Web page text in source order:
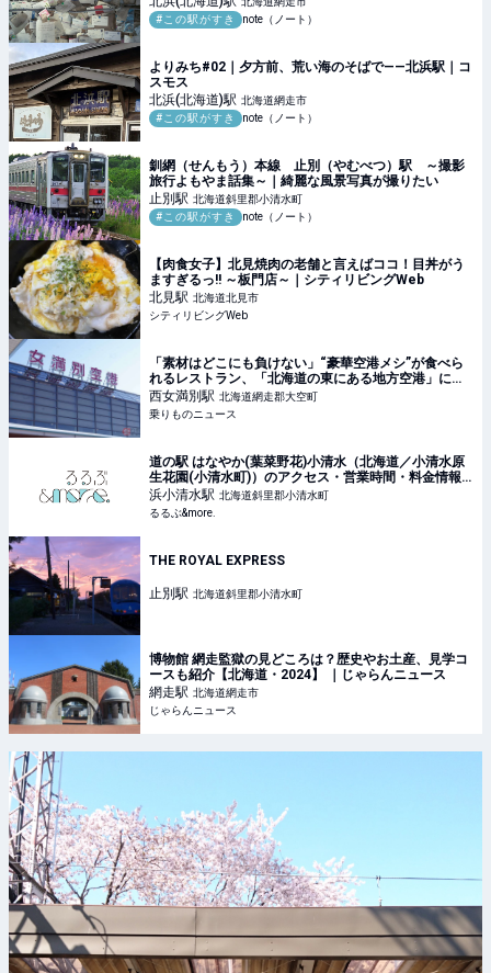
#この駅がすき
note（ノート）
よりみち#02｜夕方前、荒い海のそばで——北浜駅｜コ
スモス
北浜(北海道)駅 北海道網走市
#この駅がすき
note（ノート）
釧網（せんもう）本線 止別（やむべつ）駅 ～撮影
旅行よもやま話集～｜綺麗な風景写真が撮りたい
止別駅 北海道斜里郡小清水町
#この駅がすき
note（ノート）
【肉食女子】北見焼肉の老舗と言えばココ！目丼がう
ますぎるっ!! ～板門店～｜シティリビングWeb
北見駅 北海道北見市
シティリビングWeb
「素材はどこにも負けない」“豪華空港メシ”が食べら
れるレストラン、「北海道の東にある地方空港」に出
現！ そのスゴい全貌 | 乗りものニュース
西女満別駅 北海道網走郡大空町
乗りものニュース
道の駅 はなやか(葉菜野花)小清水（北海道／小清水原
生花園(小清水町)）のアクセス・営業時間・料金情報
｜るるぶ&more.
浜小清水駅 北海道斜里郡小清水町
るるぶ&more.
THE ROYAL EXPRESS
止別駅 北海道斜里郡小清水町
博物館 網走監獄の見どころは？歴史やお土産、見学コ
ースも紹介【北海道・2024】 ｜じゃらんニュース
網走駅 北海道網走市
じゃらんニュース